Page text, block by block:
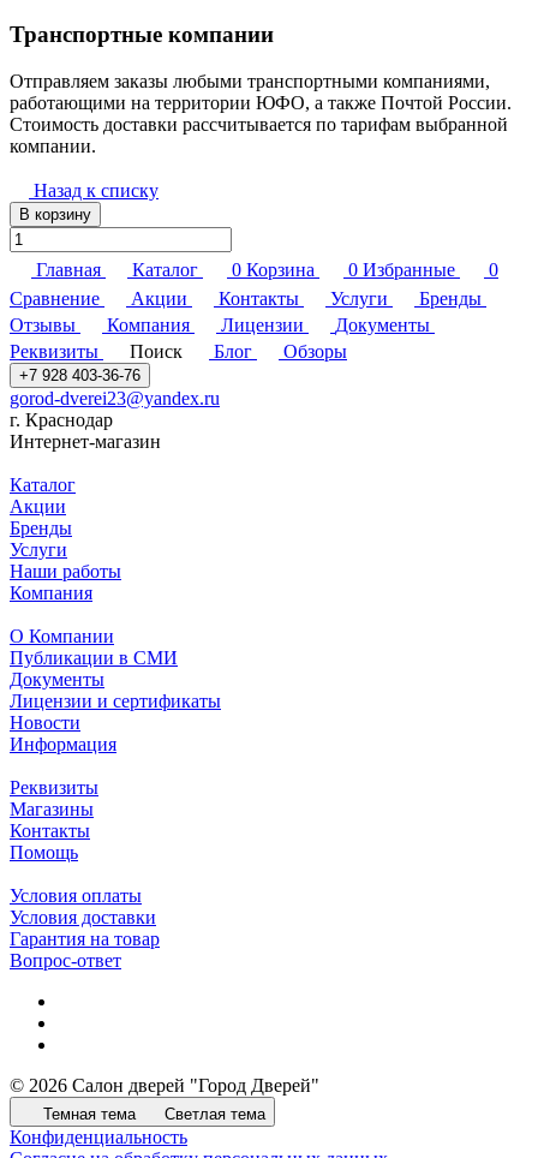
Транспортные компании
Отправляем заказы любыми транспортными компаниями,
работающими на территории ЮФО, а также Почтой России.
Стоимость доставки рассчитывается по тарифам выбранной
компании.
Назад к списку
В корзину
Главная Каталог 0 Корзина 0 Избранные
0
Сравнение
Акции Контакты Услуги
Бренды
Отзывы
Компания Лицензии
Документы
Реквизиты
Поиск Блог Обзоры
+7 928 403-36-76
gorod-dverei23@yandex.ru
г. Краснодар
Интернет-магазин
Каталог
Акции
Бренды
Услуги
Наши работы
Компания
О Компании
Публикации в СМИ
Документы
Лицензии и сертификаты
Новости
Информация
Реквизиты
Магазины
Контакты
Помощь
Условия оплаты
Условия доставки
Гарантия на товар
Вопрос-ответ
© 2026 Салон дверей "Город Дверей"
Темная тема Светлая тема
Конфиденциальность